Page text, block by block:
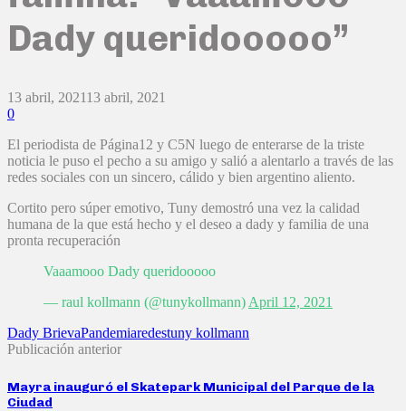
Dady queridooooo”
13 abril, 202113 abril, 2021
0
El periodista de Página12 y C5N luego de enterarse de la triste
noticia le puso el pecho a su amigo y salió a alentarlo a través de las
redes sociales con un sincero, cálido y bien argentino aliento.
Cortito pero súper emotivo, Tuny demostró una vez la calidad
humana de la que está hecho y el deseo a dady y familia de una
pronta recuperación
Vaaamooo Dady queridooooo
— raul kollmann (@tunykollmann) April 12, 2021
Dady BrievaPandemiaredestuny kollmann
Publicación anterior
Mayra inauguró el Skatepark Municipal del Parque de la
Ciudad